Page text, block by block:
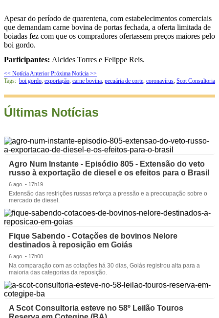
Apesar do período de quarentena, com estabelecimentos comerciais
que demandam carne bovina de portas fechada, a oferta limitada de
boiadas fez com que os compradores ofertassem preços maiores pelo
boi gordo.
Participantes: Alcides Torres e Felippe Reis.
<< Notícia Anterior Próxima Notícia >>
Tags: boi gordo, exportação, carne bovina, pecuária de corte, coronavírus, Scot Consultoria
Últimas Notícias
Agro Num Instante - Episódio 805 - Extensão do veto
russo à exportação de diesel e os efeitos para o Brasil
6 ago. • 17h19
Extensão das restrições russas reforça a pressão e a preocupação sobre o
mercado de diesel.
Fique Sabendo - Cotações de bovinos Nelore
destinados à reposição em Goiás
6 ago. • 17h00
Na comparação com as cotações há 30 dias, Goiás registrou alta para a
maioria das categorias da reposição.
A Scot Consultoria esteve no 58º Leilão Touros